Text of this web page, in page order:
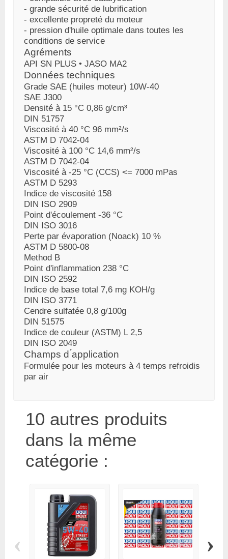
- grande sécurité de lubrification
- excellente propreté du moteur
- pression d'huile optimale dans toutes les
conditions de service
Agréments
API SN PLUS • JASO MA2
Données techniques
Grade SAE (huiles moteur) 10W-40
SAE J300
Densité à 15 °C 0,86 g/cm³
DIN 51757
Viscosité à 40 °C 96 mm²/s
ASTM D 7042-04
Viscosité à 100 °C 14,6 mm²/s
ASTM D 7042-04
Viscosité à -25 °C (CCS) <= 7000 mPas
ASTM D 5293
Indice de viscosité 158
DIN ISO 2909
Point d'écoulement -36 °C
DIN ISO 3016
Perte par évaporation (Noack) 10 %
ASTM D 5800-08
Method B
Point d'inflammation 238 °C
DIN ISO 2592
Indice de base total 7,6 mg KOH/g
DIN ISO 3771
Cendre sulfatée 0,8 g/100g
DIN 51575
Indice de couleur (ASTM) L 2,5
DIN ISO 2049
Champs d ́application
Formulée pour les moteurs à 4 temps refroidis
par air
10 autres produits
dans la même
catégorie :
‹ ›